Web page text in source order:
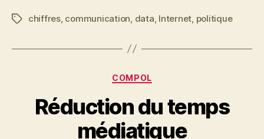
Étiquettes
chiffres, communication data Internet politique
Catégories
COMPOL
Réduction du temps
médiatique